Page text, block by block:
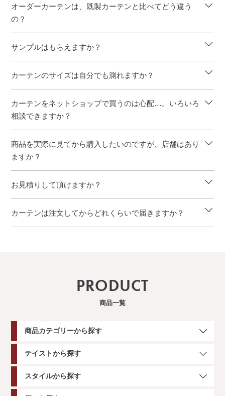
オーダーカーテンは、既製カーテンと比べてどう違う
の？
サンプルはもらえますか？
カーテンのサイズは自分でも測れますか？
カーテンをネットショップで買うのは心配…。いろいろ
相談できますか？
商品を実際に見てから購入したいのですが、店舗はあり
ますか？
お見積りして頂けますか？
カーテンは注文してからどれくらいで届きますか？
PRODUCT
商品一覧
商品カテゴリーから探す
テイストから探す
スタイルから探す